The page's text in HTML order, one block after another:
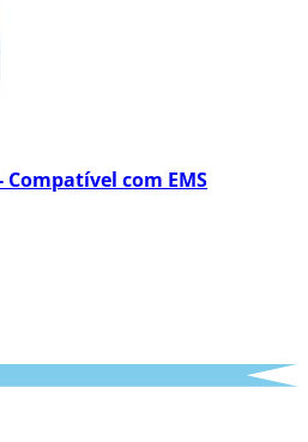
com EMS